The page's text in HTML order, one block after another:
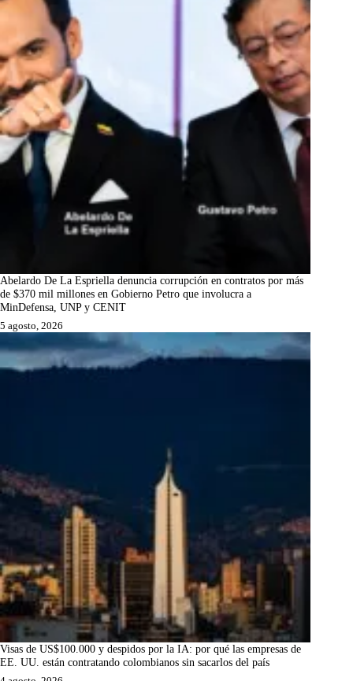
Abelardo De La Espriella denuncia corrupción en contratos por más
de $370 mil millones en Gobierno Petro que involucra a
MinDefensa, UNP y CENIT
5 agosto, 2026
Visas de US$100.000 y despidos por la IA: por qué las empresas de
EE. UU. están contratando colombianos sin sacarlos del país